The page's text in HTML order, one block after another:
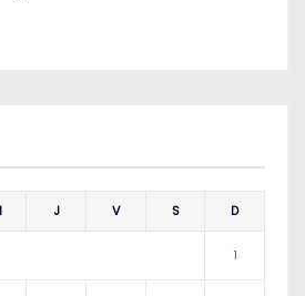
J V S D
1